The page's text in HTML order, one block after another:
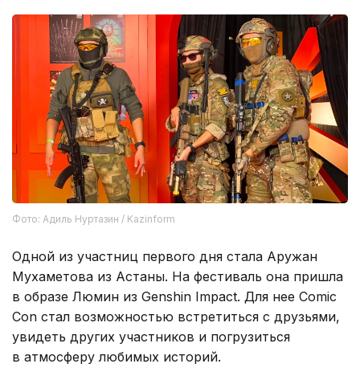
Фото: Адиль Нуртазин / Kazinform
Одной из участниц первого дня стала Аружан
Мухаметова из Астаны. На фестиваль она пришла
в образе Люмин из Genshin Impact. Для нее Comic
Con стал возможностью встретиться с друзьями,
увидеть других участников и погрузиться
в атмосферу любимых историй.